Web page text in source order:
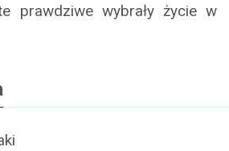
prawdziwe wybrały życie w